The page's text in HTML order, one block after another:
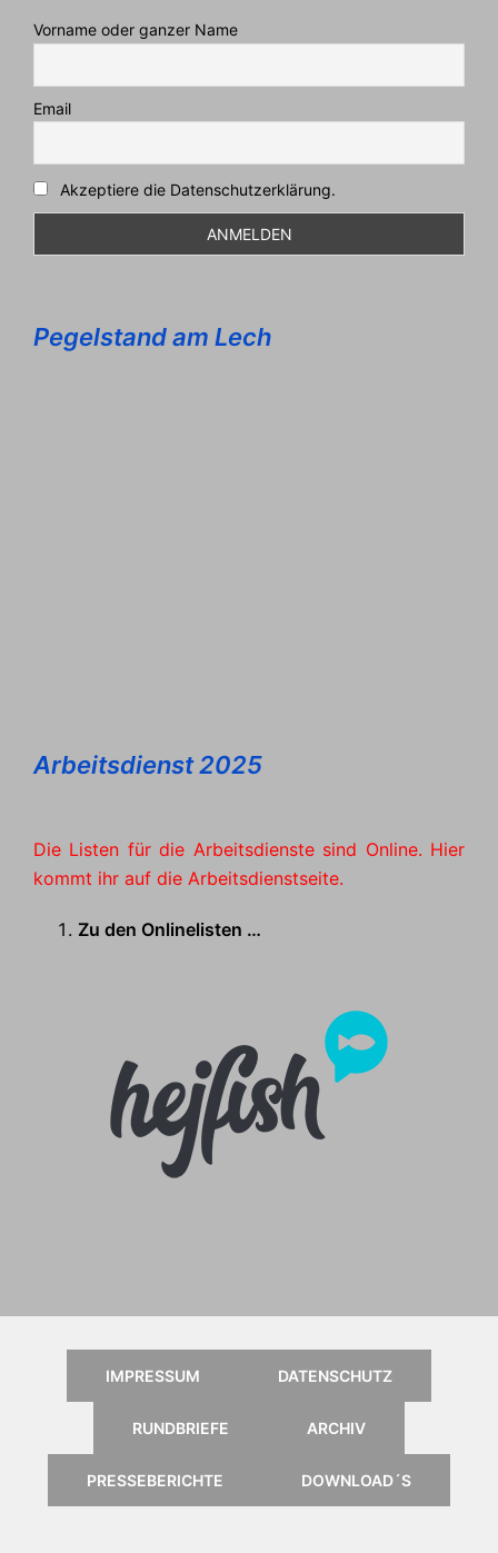
Vorname oder ganzer Name
Email
Akzeptiere die Datenschutzerklärung.
Pegelstand am Lech
Arbeitsdienst 2025
Die Listen für die Arbeitsdienste sind Online. Hier
kommt ihr auf die Arbeitsdienstseite.
Zu den Onlinelisten …
IMPRESSUM DATENSCHUTZ
RUNDBRIEFE ARCHIV
PRESSEBERICHTE DOWNLOAD´S